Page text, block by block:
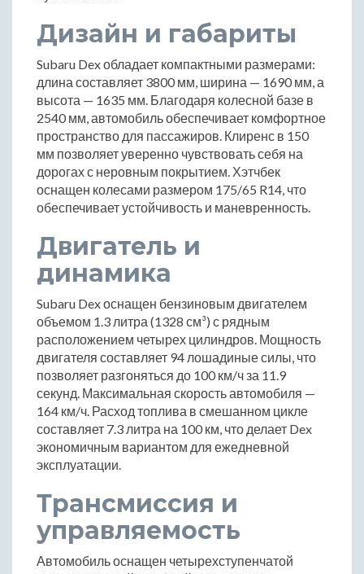
Дизайн и габариты
Subaru Dex обладает компактными размерами:
длина составляет 3800 мм, ширина — 1690 мм, а
высота — 1635 мм. Благодаря колесной базе в
2540 мм, автомобиль обеспечивает комфортное
пространство для пассажиров. Клиренс в 150
мм позволяет уверенно чувствовать себя на
дорогах с неровным покрытием. Хэтчбек
оснащен колесами размером 175/65 R14, что
обеспечивает устойчивость и маневренность.
Двигатель и
динамика
Subaru Dex оснащен бензиновым двигателем
объемом 1.3 литра (1328 см³) с рядным
расположением четырех цилиндров. Мощность
двигателя составляет 94 лошадиные силы, что
позволяет разгоняться до 100 км/ч за 11.9
секунд. Максимальная скорость автомобиля —
164 км/ч. Расход топлива в смешанном цикле
составляет 7.3 литра на 100 км, что делает Dex
экономичным вариантом для ежедневной
эксплуатации.
Трансмиссия и
управляемость
Автомобиль оснащен четырехступенчатой